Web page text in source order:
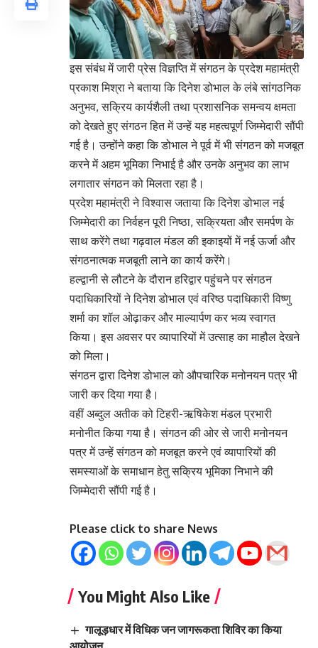
इस संबंध में जारी प्रेस विज्ञप्ति में संगठन के प्रदेश महामंत्री
प्रकाश मिश्रा ने बताया कि दिनेश डोभाल के लंबे सांगठनिक
अनुभव, सक्रिय कार्यशैली तथा प्रशासनिक समन्वय क्षमता
को देखते हुए संगठन हित में उन्हें यह महत्वपूर्ण जिम्मेदारी सौंपी
गई है। उन्होंने कहा कि डोभाल ने पूर्व में भी संगठन को मजबूत
करने में अहम भूमिका निभाई है और उनके अनुभव का लाभ
लगातार संगठन को मिलता रहा है।
प्रदेश महामंत्री ने विश्वास जताया कि दिनेश डोभाल नई
जिम्मेदारी का निर्वहन पूरी निष्ठा, सक्रियता और समर्पण के
साथ करेंगे तथा गढ़वाल मंडल की इकाइयों में नई ऊर्जा और
संगठनात्मक मजबूती लाने का कार्य करेंगे।
हल्द्वानी से लौटने के दौरान हरिद्वार पहुंचने पर संगठन
पदाधिकारियों ने दिनेश डोभाल एवं वरिष्ठ पदाधिकारी विष्णु
शर्मा का शॉल ओढ़ाकर और माल्यार्पण कर भव्य स्वागत
किया। इस अवसर पर व्यापारियों में उत्साह का माहौल देखने
को मिला।
संगठन द्वारा दिनेश डोभाल को औपचारिक मनोनयन पत्र भी
जारी कर दिया गया है।
वहीं अब्दुल अतीक को टिहरी-ऋषिकेश मंडल प्रभारी
मनोनीत किया गया है। संगठन की ओर से जारी मनोनयन
पत्र में उन्हें संगठन को मजबूत करने एवं व्यापारियों की
समस्याओं के समाधान हेतु सक्रिय भूमिका निभाने की
जिम्मेदारी सौंपी गई है।
Please click to share News
You Might Also Like
गालूड़धार में विधिक जन जागरूकता शिविर का किया